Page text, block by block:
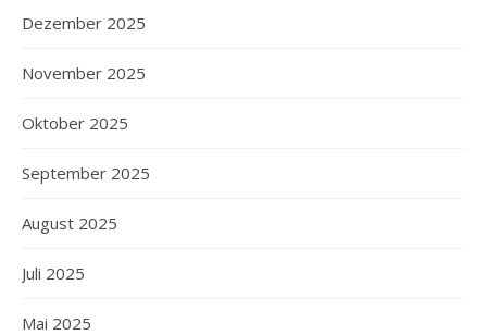
Dezember 2025
November 2025
Oktober 2025
September 2025
August 2025
Juli 2025
Mai 2025